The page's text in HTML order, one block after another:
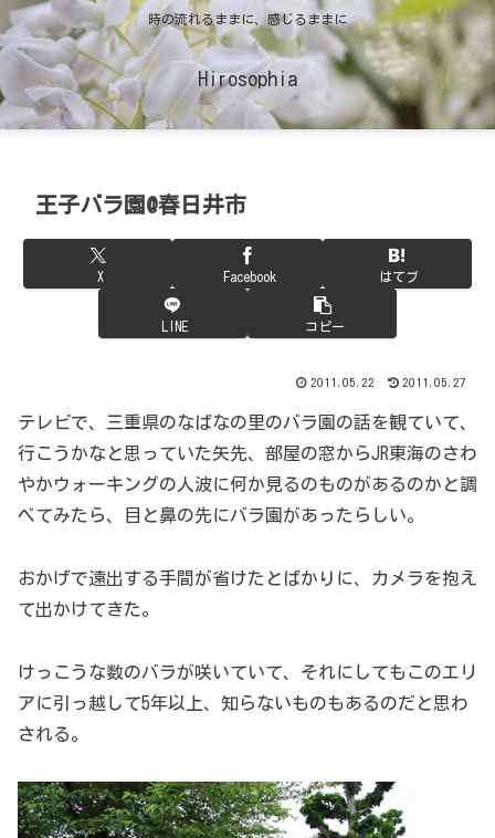
時の流れるままに、感じるままに
Hirosophia
王子バラ園@春日井市
X Facebook はてブ
LINE コピー
2011.05.22 2011.05.27
テレビで、三重県のなばなの里のバラ園の話を観ていて、
行こうかなと思っていた矢先、部屋の窓からJR東海のさわ
やかウォーキングの人波に何か見るのものがあるのかと調
べてみたら、目と鼻の先にバラ園があったらしい。
おかげで遠出する手間が省けたとばかりに、カメラを抱え
て出かけてきた。
けっこうな数のバラが咲いていて、それにしてもこのエリ
アに引っ越して5年以上、知らないものもあるのだと思わ
される。